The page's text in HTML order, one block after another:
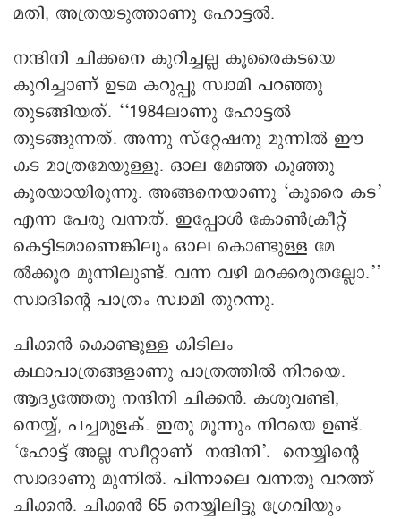
മതി, അത്രയടുത്താണു ഹോട്ടൽ.
നന്ദിനി ചിക്കനെ കുറിച്ചല്ല കൂരൈകടയെ
കുറിച്ചാണ് ഉടമ കറുപ്പു സ്വാമി പറ‍ഞ്ഞു
തുടങ്ങിയത്. ‘‘1984ലാണു ഹോട്ടൽ
തുടങ്ങുന്നത്. അന്നു സ്റ്റേഷനു മുന്നില്‍ ഈ
കട മാത്രമേയുള്ളൂ. ഒാല മേഞ്ഞ കു‍ഞ്ഞു
കൂരയായിരുന്നു. അങ്ങനെയാണു ‘കൂരൈ കട’
എന്ന പേരു വന്നത്. ഇപ്പോള്‍ കോൺക്രീറ്റ്
കെട്ടിടമാണെങ്കിലും ഒാല കൊണ്ടുള്ള മേ
ൽക്കൂര മുന്നിലുണ്ട്. വന്ന വഴി മറക്കരുതല്ലോ.’’
സ്വാദിന്റെ പാത്രം സ്വാമി തുറന്നു.
ചിക്കൻ കൊണ്ടുള്ള കിടിലം
കഥാപാത്രങ്ങളാണു പാത്രത്തിൽ നിറയെ.
ആദ്യത്തേതു നന്ദിനി ചിക്കൻ. കശുവണ്ടി,
നെയ്യ്, പച്ചമുളക്. ഇതു മൂന്നും നിറയെ ഉണ്ട്.
‘ഹോട്ട് അല്ല സ്വീറ്റാണ് നന്ദിനി’. നെയ്യിന്റെ
സ്വാദാണു മുന്നിൽ. പിന്നാലെ വന്നതു വറത്ത്
ചിക്കൻ. ചിക്കൻ 65 നെയ്യിലിട്ടു ഗ്രേവിയും